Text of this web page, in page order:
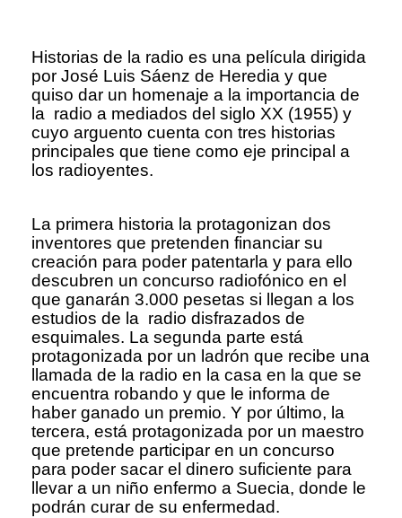
Historias de la radio es una película dirigida
por José Luis Sáenz de Heredia y que
quiso dar un homenaje a la importancia de
la radio a mediados del siglo XX (1955) y
cuyo arguento cuenta con tres historias
principales que tiene como eje principal a
los radioyentes.
La primera historia la protagonizan dos
inventores que pretenden financiar su
creación para poder patentarla y para ello
descubren un concurso radiofónico en el
que ganarán 3.000 pesetas si llegan a los
estudios de la radio disfrazados de
esquimales. La segunda parte está
protagonizada por un ladrón que recibe una
llamada de la radio en la casa en la que se
encuentra robando y que le informa de
haber ganado un premio. Y por último, la
tercera, está protagonizada por un maestro
que pretende participar en un concurso
para poder sacar el dinero suficiente para
llevar a un niño enfermo a Suecia, donde le
podrán curar de su enfermedad.